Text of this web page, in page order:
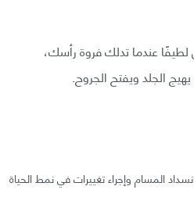
لطيفًا عندما تدلك فروة رأسك،
الجلد ويفتح الجروح.
المسام وإجراء تغييرات في نمط الحياة